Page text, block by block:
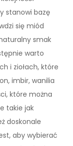
stanowi bazę
się miód
smak
warto
i ziołach, które
imbir, wanilia
które można
takie jak
doskonale
aby wybierać